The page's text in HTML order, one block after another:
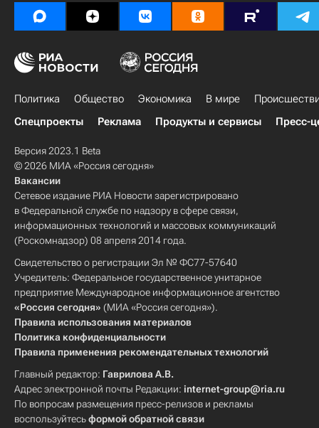
Политика Общество Экономика В мире
Спецпроекты
Реклама Продукты и сервисы Пресс-
Версия 2023.1 Beta
© 2026 МИА «Россия сегодня»
Вакансии
Сетевое издание РИА Новости зарегистрировано
в Федеральной службе по надзору в сфере связи,
информационных технологий и массовых коммуникаций
(Роскомнадзор) 08 апреля 2014 года.
Свидетельство о регистрации Эл № ФС77-57640
Учредитель: Федеральное государственное унитарное
предприятие Международное информационное агентство
«Россия сегодня» (МИА «Россия сегодня»).
Правила использования материалов
Политика конфиденциальности
Правила применения рекомендательных технологий
Главный редактор: Гаврилова А.В.
Адрес электронной почты Редакции: internet-group@ria.ru
По вопросам размещения пресс-релизов и рекламы
воспользуйтесьформой обратной связи